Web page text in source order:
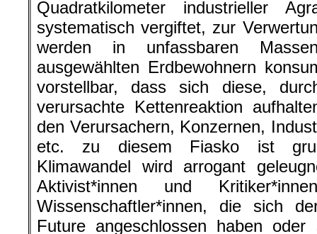
Quadratkilometer industrieller
systematisch vergiftet, zur
werden in unfassbaren
ausgewählten Erdbewohnern
vorstellbar, dass sich diese,
verursachte Kettenreaktion
den Verursachern, Konzernen,
etc. zu diesem Fiasko ist
Klimawandel wird arrogant
Aktivist*innen und
Wissenschaftler*innen, die sich
Future angeschlossen haben